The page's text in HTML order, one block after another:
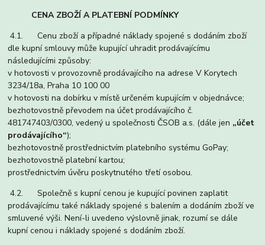
CENA ZBOŽÍ A PLATEBNÍ PODMÍNKY
4.1. Cenu zboží a případné náklady spojené s dodáním zboží
dle kupní smlouvy může kupující uhradit prodávajícímu
následujícími způsoby:
v hotovosti v provozovně prodávajícího na adrese V Korytech
3234/18a, Praha 10 100 00
v hotovosti na dobírku v místě určeném kupujícím v objednávce;
bezhotovostně převodem na účet prodávajícího č.
481747403/0300, vedený u společnosti ČSOB a.s. (dále jen „účet
prodávajícího“);
bezhotovostně prostřednictvím platebního systému GoPay;
bezhotovostně platební kartou;
prostřednictvím úvěru poskytnutého třetí osobou.
4.2. Společně s kupní cenou je kupující povinen zaplatit
prodávajícímu také náklady spojené s balením a dodáním zboží ve
smluvené výši. Není-li uvedeno výslovně jinak, rozumí se dále
kupní cenou i náklady spojené s dodáním zboží.